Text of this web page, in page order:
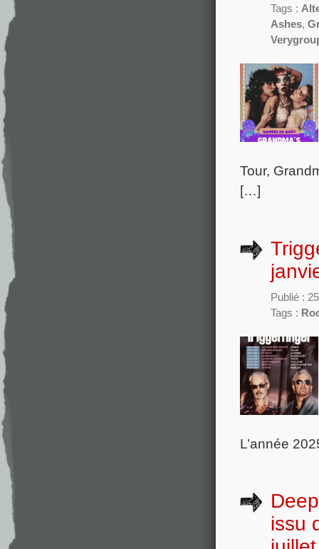
Tags :
Ashes,
Tour,
[…]
Publié :
Tags :
L’année
issu